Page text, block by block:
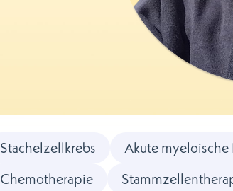
Stachelzellkrebs
Akute myeloische
Chemotherapie